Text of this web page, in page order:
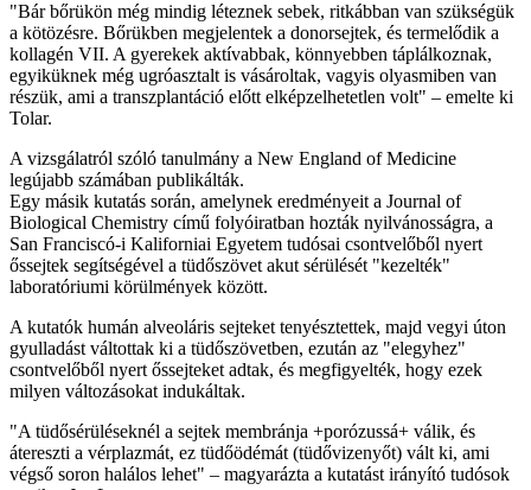
"Bár bőrükön még mindig léteznek sebek, ritkábban van szükségük
a kötözésre. Bőrükben megjelentek a donorsejtek, és termelődik a
kollagén VII. A gyerekek aktívabbak, könnyebben táplálkoznak,
egyiküknek még ugróasztalt is vásároltak, vagyis olyasmiben van
részük, ami a transzplantáció előtt elképzelhetetlen volt" – emelte ki
Tolar.
A vizsgálatról szóló tanulmány a New England of Medicine
legújabb számában publikálták.
Egy másik kutatás során, amelynek eredményeit a Journal of
Biological Chemistry című folyóiratban hozták nyilvánosságra, a
San Franciscó-i Kaliforniai Egyetem tudósai csontvelőből nyert
őssejtek segítségével a tüdőszövet akut sérülését "kezelték"
laboratóriumi körülmények között.
A kutatók humán alveoláris sejteket tenyésztettek, majd vegyi úton
gyulladást váltottak ki a tüdőszövetben, ezután az "elegyhez"
csontvelőből nyert őssejteket adtak, és megfigyelték, hogy ezek
milyen változásokat indukáltak.
"A tüdősérüléseknél a sejtek membránja +porózussá+ válik, és
átereszti a vérplazmát, ez tüdőödémát (tüdővizenyőt) vált ki, ami
végső soron halálos lehet" – magyarázta a kutatást irányító tudósok